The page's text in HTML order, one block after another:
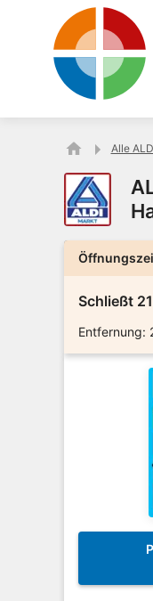
Alle
Schließt
Entfernung: